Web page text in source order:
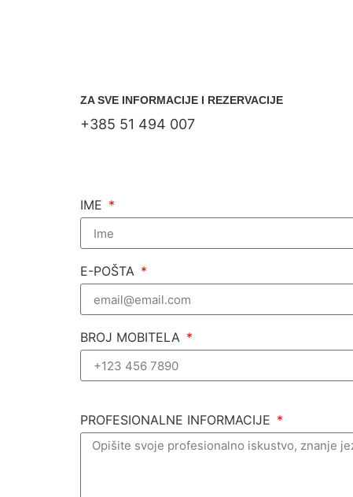
ZA SVE INFORMACIJE I REZERVACIJE
+385 51 494 007
IME
E-POŠTA
BROJ MOBITELA
PROFESIONALNE INFORMACIJE